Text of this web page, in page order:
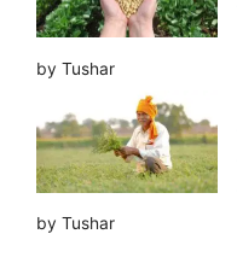
by Tushar
by Tushar